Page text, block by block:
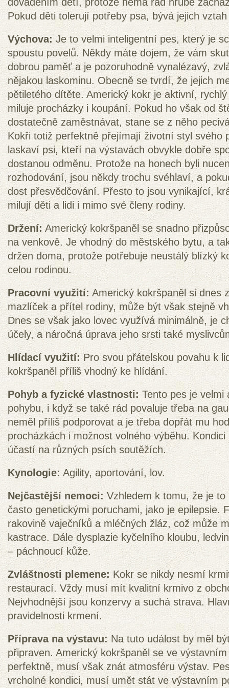
Pokud děti tolerují potřeby psa, bývá jejich
Výchova: Je to velmi inteligentní pes, který je
spoustu povelů. Někdy máte dojem, že vám
dobrou paměť a je pozoruhodně vynalézavý,
nějakou laskominu. Obecně se tvrdí, že jejich
pětiletého dítěte. Americký kokr je aktivní,
miluje procházky i koupání. Pokud ho však od
dostatečně zaměstnávat, stane se z něho
Kokři totiž perfektně přejímají životní styl svého
laskaví psi, kteří na výstavách obvykle dobře
dostanou odměnu. Protože na honech byli
rozhodování, jsou někdy trochu svéhlaví, a
dost přesvědčování. Přesto to jsou vynikající,
milují děti a lidi i mimo své členy rodiny.
Držení:Americký kokršpaněl se snadno
na venkově. Je vhodný do městského bytu, a
držen doma, protože potřebuje neustálý blízký
celou rodinou.
Pracovní využití: Americký kokršpaněl si dnes
mazlíček a přítel rodiny, může být však stejně
Dnes se však jako lovec využívá minimálně, je
účely, a náročná úprava jeho srsti také
Hlídací využití:Pro svou přátelskou povahu k
kokršpaněl příliš vhodný ke hlídání.
Pohyb a fyzické vlastnosti: Tento pes je velmi
pohybu, i když se také rád povaluje třeba na
neměl příliš podporovat a je třeba dopřát mu
procházkách i možnost volného výběhu.
účastí na různých psích soutěžích.
Kynologie: Agility, aportování, lov.
Nejčastější nemoci: Vzhledem k tomu, že je
často genetickými poruchami, jako je epilepsie.
rakovině vaječníků a mléčných žláz, což může
kastrace. Dále dysplazie kyčelního kloubu,
– páchnoucí kůže.
Zvláštnosti plemene: Kokr se nikdy nesmí
restaurací. Vždy musí mít kvalitní krmivo z
Nejvhodnější jsou konzervy a suchá strava.
pravidelnosti krmení.
Příprava na výstavu:Na tuto událost by měl
připraven. Americký kokršpaněl se ve
perfektně, musí však znát atmosféru výstav.
vrcholné kondici, musí umět stát ve výstavním